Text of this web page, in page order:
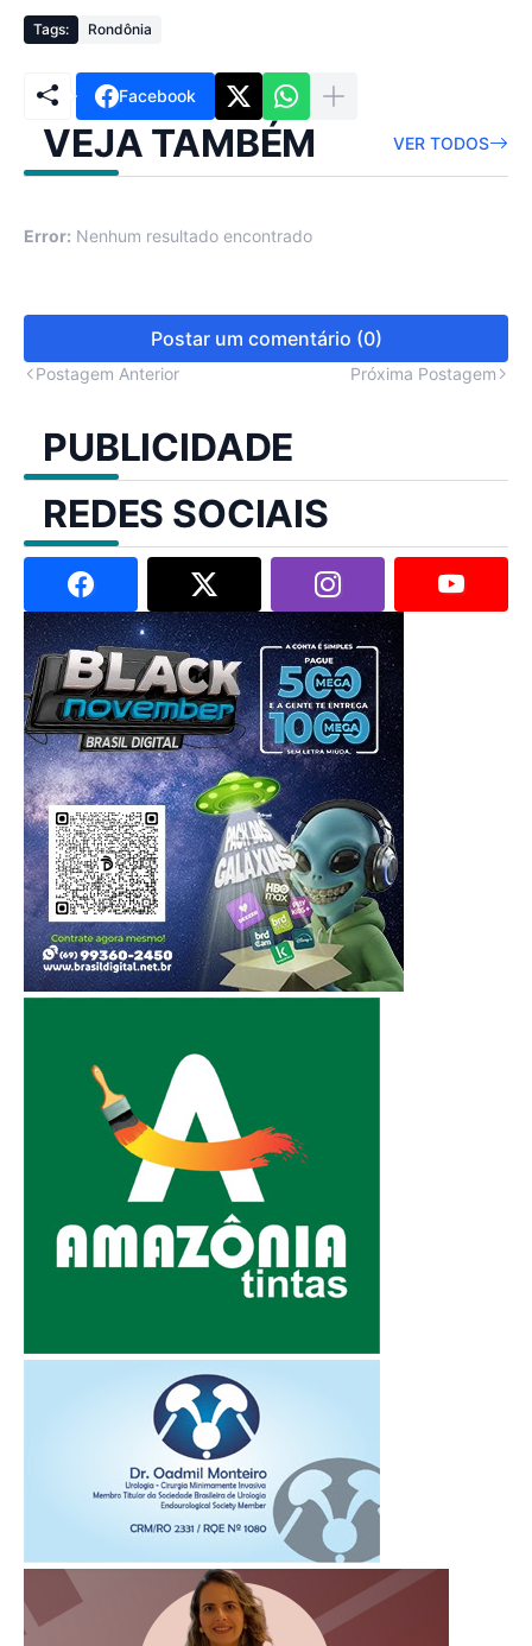
Tags: Rondônia
Facebook
VEJA TAMBÉM VER TODOS
Error: Nenhum resultado encontrado
Postar um comentário (0)
Postagem Anterior Próxima Postagem
PUBLICIDADE
REDES SOCIAIS